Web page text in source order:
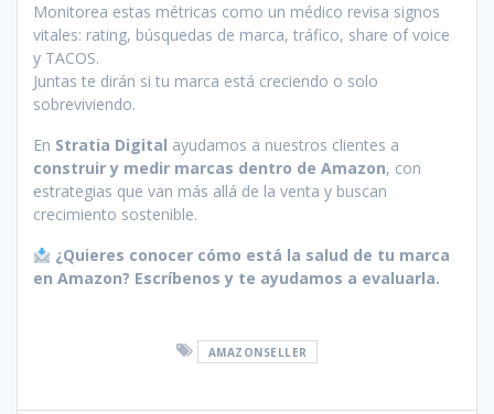
Monitorea estas métricas como un médico revisa signos
vitales: rating, búsquedas de marca, tráfico, share of voice
y TACOS.
Juntas te dirán si tu marca está creciendo o solo
sobreviviendo.
En Stratia Digital ayudamos a nuestros clientes a
construir y medir marcas dentro de Amazon, con
estrategias que van más allá de la venta y buscan
crecimiento sostenible.
¿Quieres conocer cómo está la salud de tu marca
en Amazon? Escríbenos y te ayudamos a evaluarla.
AMAZONSELLER